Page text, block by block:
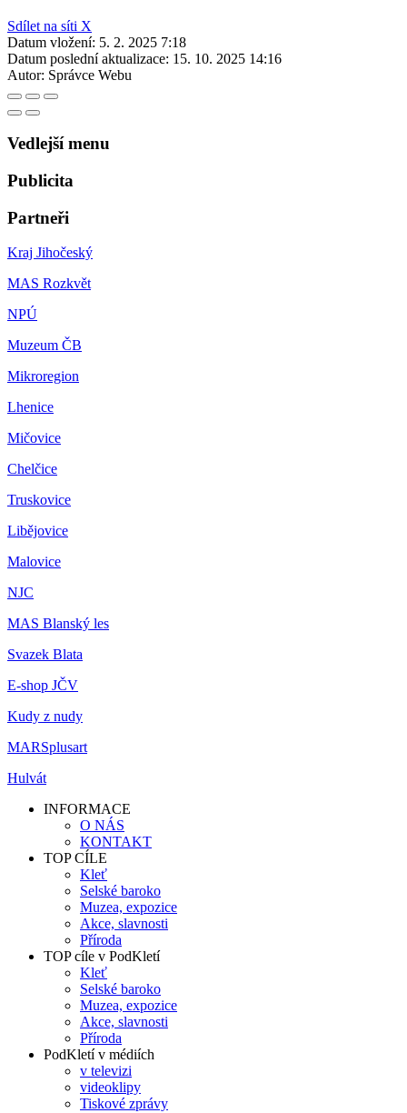
Sdílet na síti X
Datum vložení: 5. 2. 2025 7:18
Datum poslední aktualizace: 15. 10. 2025 14:16
Autor: Správce Webu
Vedlejší menu
Publicita
Partneři
Kraj Jihočeský
MAS Rozkvět
NPÚ
Muzeum ČB
Mikroregion
Lhenice
Mičovice
Chelčice
Truskovice
Libějovice
Malovice
NJC
MAS Blanský les
Svazek Blata
E-shop JČV
Kudy z nudy
MARSplusart
Hulvát
INFORMACE
O NÁS
KONTAKT
TOP CÍLE
Kleť
Selské baroko
Muzea, expozice
Akce, slavnosti
Příroda
TOP cíle v PodKletí
Kleť
Selské baroko
Muzea, expozice
Akce, slavnosti
Příroda
PodKletí v médiích
v televizi
videoklipy
Tiskové zprávy